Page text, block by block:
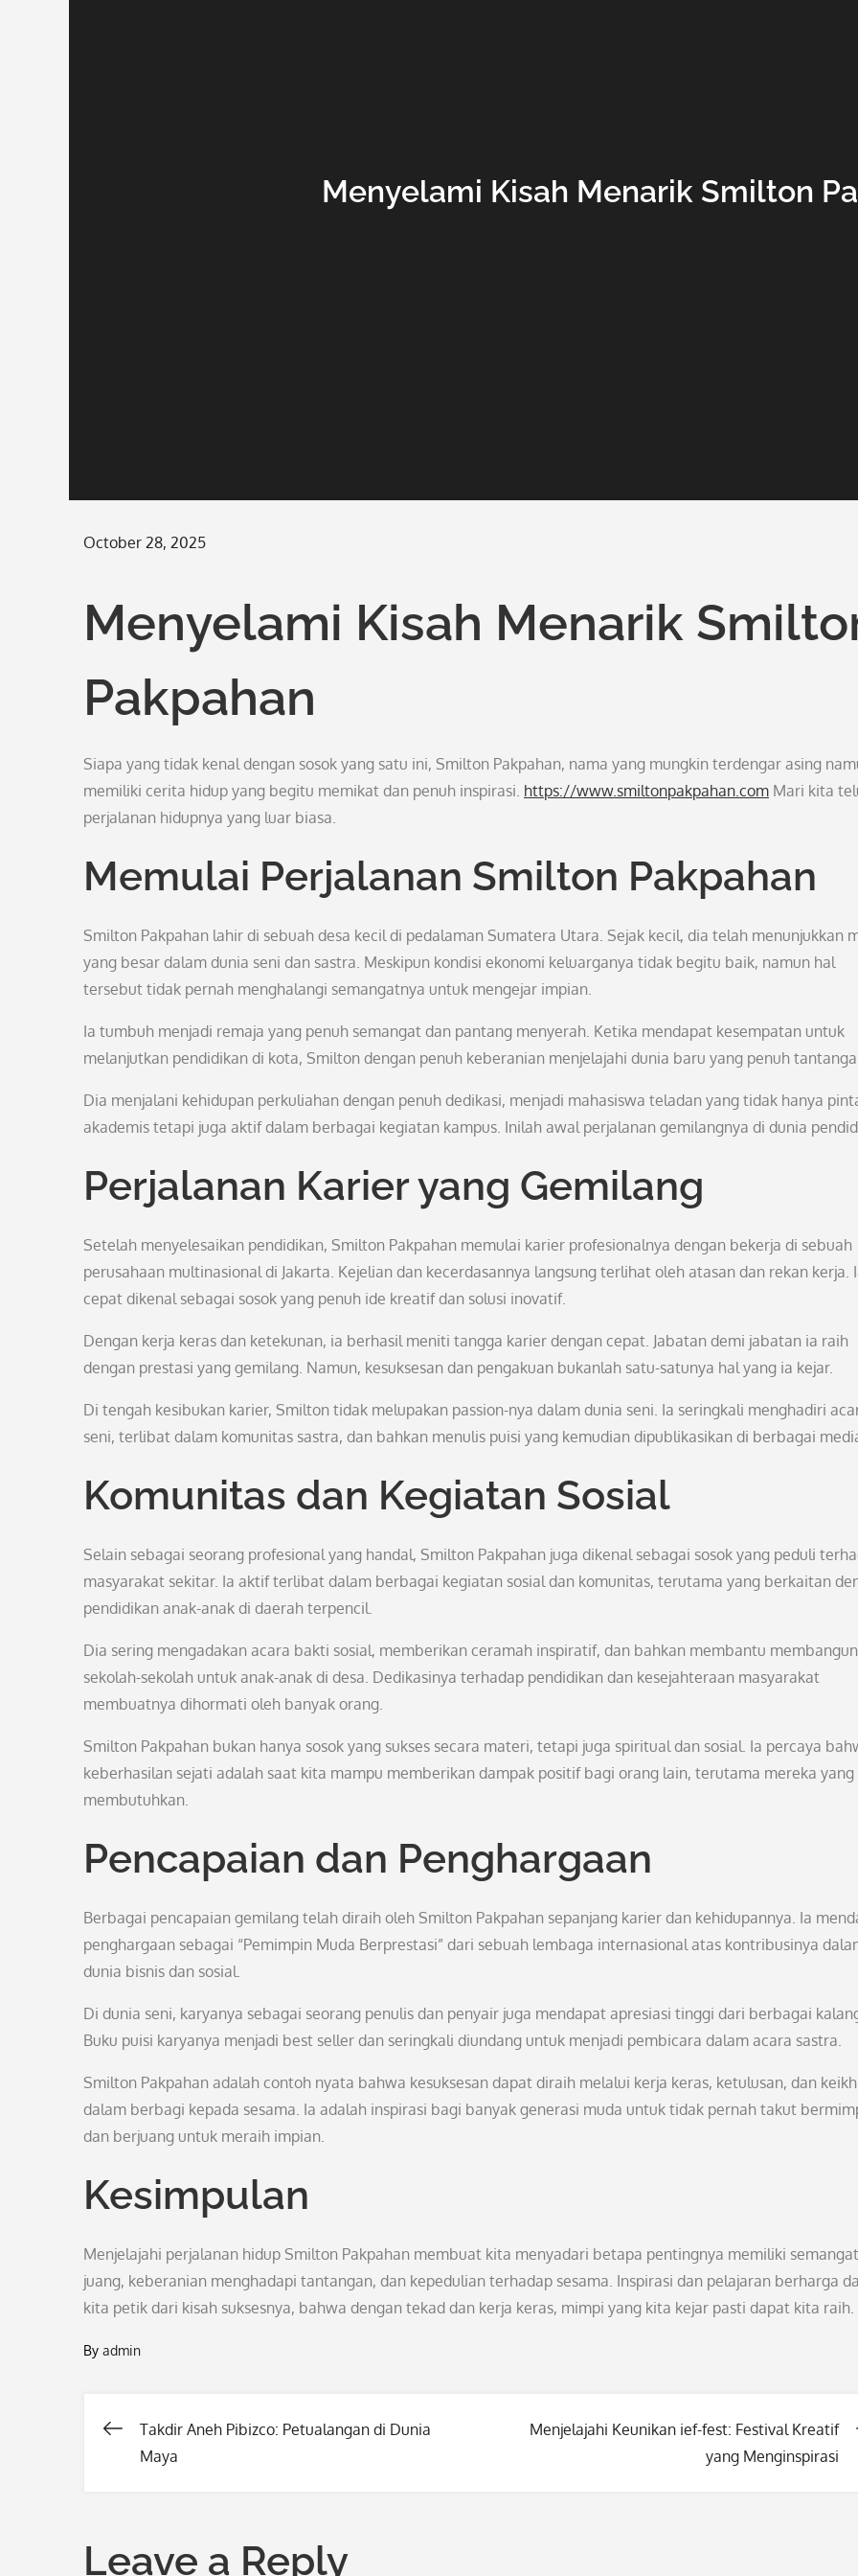
Menyelami Kisah Menarik Smilton
Posted
October 28, 2025
Menyelami Kisah Menarik
Pakpahan
Siapa yang tidak kenal dengan sosok yang satu ini, Smilton Pakpahan, nama yang mungkin terdengar asing
memiliki cerita hidup yang begitu memikat dan penuh inspirasi. https://www.smiltonpakpahan.com Mari kita
perjalanan hidupnya yang luar biasa.
Memulai Perjalanan Smilton Pakpahan
Smilton Pakpahan lahir di sebuah desa kecil di pedalaman Sumatera Utara. Sejak kecil, dia telah menunjukkan
yang besar dalam dunia seni dan sastra. Meskipun kondisi ekonomi keluarganya tidak begitu baik, namun hal
tersebut tidak pernah menghalangi semangatnya untuk mengejar impian.
Ia tumbuh menjadi remaja yang penuh semangat dan pantang menyerah. Ketika mendapat kesempatan untuk
melanjutkan pendidikan di kota, Smilton dengan penuh keberanian menjelajahi dunia baru yang penuh
Dia menjalani kehidupan perkuliahan dengan penuh dedikasi, menjadi mahasiswa teladan yang tidak hanya
akademis tetapi juga aktif dalam berbagai kegiatan kampus. Inilah awal perjalanan gemilangnya di dunia
Perjalanan Karier yang Gemilang
Setelah menyelesaikan pendidikan, Smilton Pakpahan memulai karier profesionalnya dengan bekerja di sebuah
perusahaan multinasional di Jakarta. Kejelian dan kecerdasannya langsung terlihat oleh atasan dan rekan kerja.
cepat dikenal sebagai sosok yang penuh ide kreatif dan solusi inovatif.
Dengan kerja keras dan ketekunan, ia berhasil meniti tangga karier dengan cepat. Jabatan demi jabatan ia raih
dengan prestasi yang gemilang. Namun, kesuksesan dan pengakuan bukanlah satu-satunya hal yang ia kejar.
Di tengah kesibukan karier, Smilton tidak melupakan passion-nya dalam dunia seni. Ia seringkali menghadiri
seni, terlibat dalam komunitas sastra, dan bahkan menulis puisi yang kemudian dipublikasikan di berbagai
Komunitas dan Kegiatan Sosial
Selain sebagai seorang profesional yang handal, Smilton Pakpahan juga dikenal sebagai sosok yang peduli
masyarakat sekitar. Ia aktif terlibat dalam berbagai kegiatan sosial dan komunitas, terutama yang berkaitan
pendidikan anak-anak di daerah terpencil.
Dia sering mengadakan acara bakti sosial, memberikan ceramah inspiratif, dan bahkan membantu membangun
sekolah-sekolah untuk anak-anak di desa. Dedikasinya terhadap pendidikan dan kesejahteraan masyarakat
membuatnya dihormati oleh banyak orang.
Smilton Pakpahan bukan hanya sosok yang sukses secara materi, tetapi juga spiritual dan sosial. Ia percaya
keberhasilan sejati adalah saat kita mampu memberikan dampak positif bagi orang lain, terutama mereka yang
membutuhkan.
Pencapaian dan Penghargaan
Berbagai pencapaian gemilang telah diraih oleh Smilton Pakpahan sepanjang karier dan kehidupannya. Ia
penghargaan sebagai “Pemimpin Muda Berprestasi” dari sebuah lembaga internasional atas kontribusinya
dunia bisnis dan sosial.
Di dunia seni, karyanya sebagai seorang penulis dan penyair juga mendapat apresiasi tinggi dari berbagai
Buku puisi karyanya menjadi best seller dan seringkali diundang untuk menjadi pembicara dalam acara sastra.
Smilton Pakpahan adalah contoh nyata bahwa kesuksesan dapat diraih melalui kerja keras, ketulusan, dan
dalam berbagi kepada sesama. Ia adalah inspirasi bagi banyak generasi muda untuk tidak pernah takut
dan berjuang untuk meraih impian.
Kesimpulan
Menjelajahi perjalanan hidup Smilton Pakpahan membuat kita menyadari betapa pentingnya memiliki semangat
juang, keberanian menghadapi tantangan, dan kepedulian terhadap sesama. Inspirasi dan pelajaran berharga
kita petik dari kisah suksesnya, bahwa dengan tekad dan kerja keras, mimpi yang kita kejar pasti dapat kita raih.
By admin
PostTakdir Aneh Pibizco: Petualangan di Dunia
Maya
Menjelajahi Keunikan ief-fest: Festival Kreatif
yang Menginspirasi
Leave a Reply